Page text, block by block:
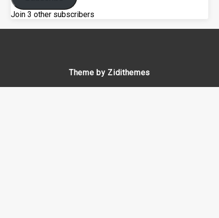
Join 3 other subscribers
Theme by Zidithemes